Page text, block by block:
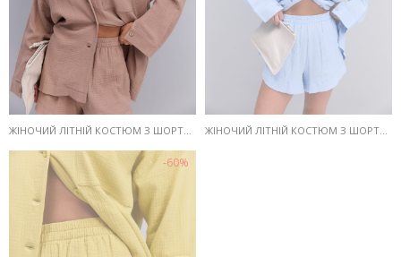
ЖІНОЧИЙ ЛІТНІЙ КОСТЮМ З ШОРТАМИ ТА СОРОЧКОЮ З МУСЛІНУ ШОКОЛАДНИЙ ЖІНОЧИЙ ЛІТНІЙ КОСТЮМ З ШОРТАМИ ТА СОРОЧКОЮ З МУСЛІНУ БЛАКИТНИЙ
-60%